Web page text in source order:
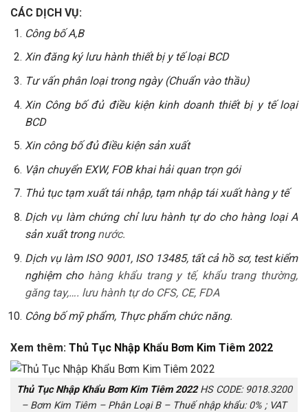
CÁC DỊCH VỤ:
Công bố A,B
Xin đăng ký lưu hành thiết bị y tế loại BCD
Tư vấn phân loại trong ngày (Chuẩn vào thầu)
Xin Công bố đủ điều kiện kinh doanh thiết bị y tế loại
BCD
Xin công bố đủ điều kiện sản xuất
Vận chuyển EXW, FOB khai hải quan trọn gói
Thủ tục tạm xuất tái nhập, tạm nhập tái xuất hàng y tế
Dịch vụ làm chứng chỉ lưu hành tự do cho hàng loại A
sản xuất trong nước.
Dịch vụ làm ISO 9001, ISO 13485, tất cả hồ sơ, test kiểm
nghiệm cho hàng khẩu trang y tế, khẩu trang thường,
găng tay,…. lưu hành tự do CFS, CE, FDA
Công bố mỹ phẩm, Thực phẩm chức năng.
Xem thêm: Thủ Tục Nhập Khẩu Bơm Kim Tiêm 2022
Thủ Tục Nhập Khẩu Bơm Kim Tiêm 2022HS CODE: 9018.3200
– Bơm Kim Tiêm – Phân Loại B – Thuế nhập khẩu: 0% ; VAT